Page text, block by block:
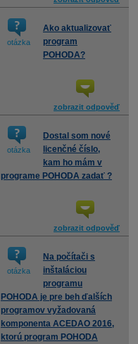
otázka
Ako aktualizovať
program
POHODA?
zobrazit odpověď
otázka
Dostal som nové
licenčné číslo,
kam ho mám v
programe POHODA zadať ?
zobrazit odpověď
otázka
Na počítači s
inštaláciou
programu
POHODA je pre beh ďalších
programov vyžadovaná
komponenta ACEDAO 2016,
ktorú program POHODA